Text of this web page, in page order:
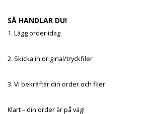
SÅ HANDLAR DU!
1. Lägg order idag
2. Skicka in original/tryckfiler
3. Vi bekräftar din order och filer
Klart – din order är på väg!